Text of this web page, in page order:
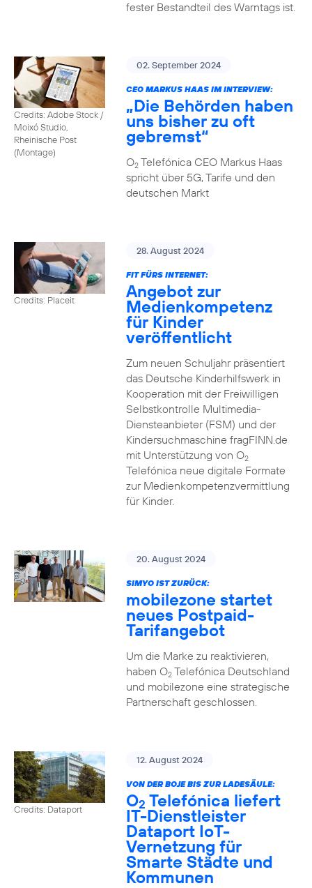
fester Bestandteil des Warntags ist.
Credits: Adobe Stock /
Moixó Studio,
Rheinische Post
(Montage)
02. September 2024
CEO MARKUS HAAS IM INTERVIEW:
„Die Behörden haben
uns bisher zu oft
gebremst“
O2Telefónica CEO Markus Haas
spricht über 5G, Tarife und den
deutschen Markt
Credits: Placeit
28. August 2024
FIT FÜRS INTERNET:
Angebot zur
Medienkompetenz
für Kinder
veröffentlicht
Zum neuen Schuljahr präsentiert
das Deutsche Kinderhilfswerk in
Kooperation mit der Freiwilligen
Selbstkontrolle Multimedia-
Diensteanbieter (FSM) und der
Kindersuchmaschine fragFINN.de
mit Unterstützung von O2
Telefónica neue digitale Formate
zur Medienkompetenzvermittlung
für Kinder.
20. August 2024
SIMYO IST ZURÜCK:
mobilezone startet
neues Postpaid-
Tarifangebot
Um die Marke zu reaktivieren,
haben O2Telefónica Deutschland
und mobilezone eine strategische
Partnerschaft geschlossen.
Credits: Dataport
12. August 2024
VON DER BOJE BIS ZUR LADESÄULE:
O2 Telefónica liefert
IT-Dienstleister
Dataport IoT-
Vernetzung für
Smarte Städte und
Kommunen